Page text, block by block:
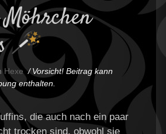
Hexe
Vorsicht! Beitrag kann
enthalten.
die auch nach ein paar
trocken sind, obwohl sie